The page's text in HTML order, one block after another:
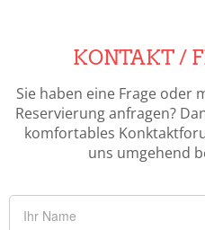
KONTAKT /
Sie haben eine Frage oder
Reservierung anfragen?
komfortables
uns umgehend